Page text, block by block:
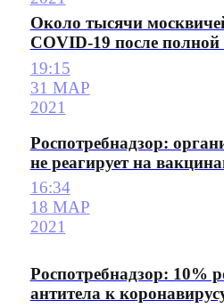
Около тысячи
COVID-19 после
19:15
31 МАР
2021
Роспотребнадзор:
не реагирует на
16:34
18 МАР
2021
Роспотребнадзор: 10%
антитела к